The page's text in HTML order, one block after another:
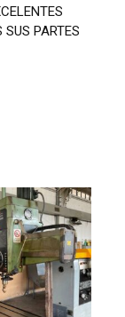
PARTES